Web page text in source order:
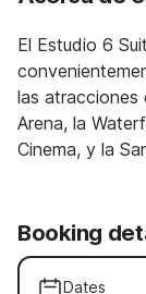
El Estudio 6
las atracciones
Arena, la
Cinema, y la
Booking
Dates